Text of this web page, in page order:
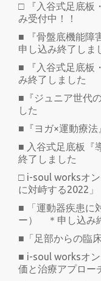
□ 『入谷式足底板
み受付中！！
■ 『骨盤底機能障
申し込み終了しま
■ 『入谷式足底板
み終了しました
■『ジュニア世代
した
■『ヨガ×運動療
■ 入谷式足底板『
終了しました
□ i-soul worksオ
に対峙する2022」
■ 「運動器疾患に
ー） ＊申し込み
■「足部からの臨
■ i-soul worksオ
価と治療アプロー